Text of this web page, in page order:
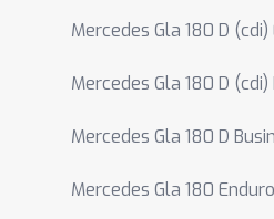
Mercedes Gla 180 D
Mercedes Gla 180 D
Mercedes Gla 180 D
Mercedes Gla 180